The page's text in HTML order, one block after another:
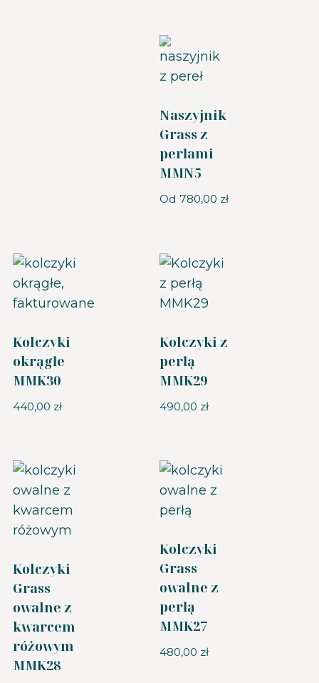
Naszyjnik
Grass z
perłami
MMN5
Od 780,00 zł
Kolczyki
okrągłe
MMK30
440,00 zł
Kolczyki z
perłą
MMK29
490,00 zł
Kolczyki
Grass
owalne z
kwarcem
różowym
MMK28
Kolczyki
Grass
owalne z
perłą
MMK27
480,00 zł